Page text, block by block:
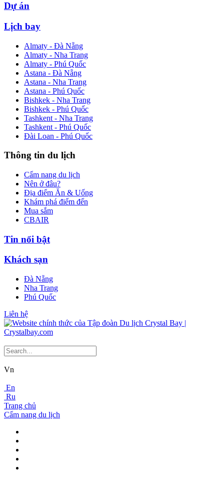
Dự án
Lịch bay
Almaty - Đà Nẵng
Almaty - Nha Trang
Almaty - Phú Quốc
Astana - Đà Nẵng
Astana - Nha Trang
Astana - Phú Quốc
Bishkek - Nha Trang
Bishkek - Phú Quốc
Tashkent - Nha Trang
Tashkent - Phú Quốc
Đài Loan - Phú Quốc
Thông tin du lịch
Cẩm nang du lịch
Nên ở đâu?
Địa điểm Ăn & Uống
Khám phá điểm đến
Mua sắm
CBAIR
Tin nổi bật
Khách sạn
Đà Nẵng
Nha Trang
Phú Quốc
Liên hệ
Vn
En
Ru
Trang chủ
Cẩm nang du lịch